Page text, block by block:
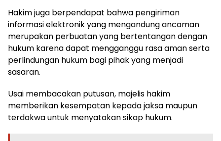
Hakim juga berpendapat bahwa pengiriman
informasi elektronik yang mengandung ancaman
merupakan perbuatan yang bertentangan dengan
hukum karena dapat mengganggu rasa aman serta
perlindungan hukum bagi pihak yang menjadi
sasaran.
Usai membacakan putusan, majelis hakim
memberikan kesempatan kepada jaksa maupun
terdakwa untuk menyatakan sikap hukum.